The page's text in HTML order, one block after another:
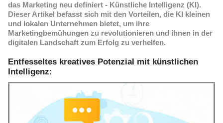
das Marketing neu definiert - Künstliche Intelligenz (KI).
Dieser Artikel befasst sich mit den Vorteilen, die KI kleinen
und lokalen Unternehmen bietet, um ihre
Marketingbemühungen zu revolutionieren und ihnen in der
digitalen Landschaft zum Erfolg zu verhelfen.
Entfesseltes kreatives Potenzial mit künstlichen
Intelligenz: